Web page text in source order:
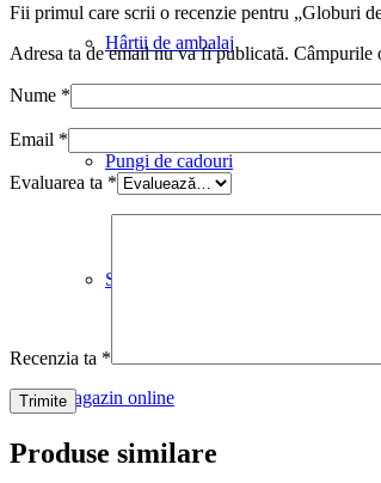
Hârtii de ambalaj
Pungi de cadouri
Stative
Magazin online
Fii primul care scrii o recenzie pentru „Globuri
Adresa ta de email nu va fi publicată. Câmpurile
Nume *
Email *
Evaluarea ta *
Recenzia ta *
Produse similare